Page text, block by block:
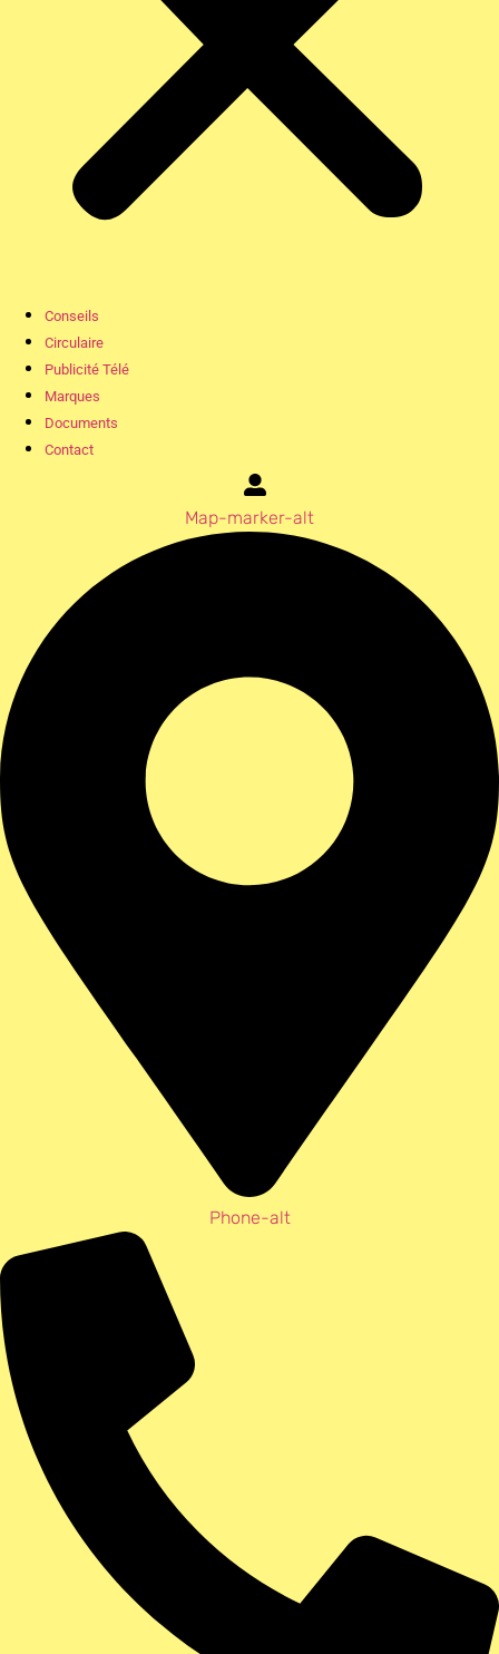
Conseils
Circulaire
Publicité Télé
Marques
Documents
Contact
Map-marker-alt
Phone-alt